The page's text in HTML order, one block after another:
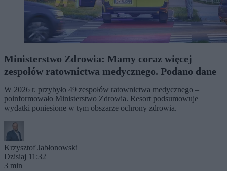
Ministerstwo Zdrowia: Mamy coraz więcej
zespołów ratownictwa medycznego. Podano dane
W 2026 r. przybyło 49 zespołów ratownictwa medycznego –
poinformowało Ministerstwo Zdrowia. Resort podsumowuje
wydatki poniesione w tym obszarze ochrony zdrowia.
Krzysztof Jabłonowski
Dzisiaj 11:32
3 min